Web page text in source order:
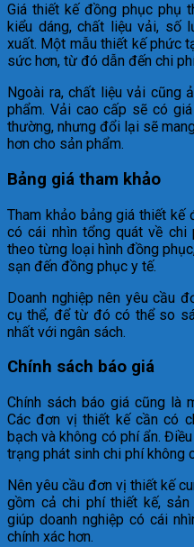
Giá thiết kế đồng phục phụ
kiểu dáng, chất liệu vải, số
xuất. Một mẫu thiết kế phức
sức hơn, từ đó dẫn đến chi
Ngoài ra, chất liệu vải cũng
phẩm. Vải cao cấp sẽ có
thường, nhưng đổi lại sẽ
hơn cho sản phẩm.
Bảng giá tham khảo
Tham khảo bảng giá thiết kế
có cái nhìn tổng quát về
theo từng loại hình đồng
sạn đến đồng phục y tế.
Doanh nghiệp nên yêu cầu
cụ thể, để từ đó có thể so
nhất với ngân sách.
Chính sách báo giá
Chính sách báo giá cũng là
Các đơn vị thiết kế cần có
bạch và không có phí ẩn.
trạng phát sinh chi phí không
Nên yêu cầu đơn vị thiết kế
gồm cả chi phí thiết kế,
giúp doanh nghiệp có cái
chính xác hơn.